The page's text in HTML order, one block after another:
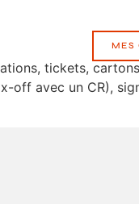
MES
tickets,
off avec un CR),